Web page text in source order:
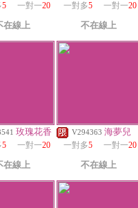
5 一對一20
在線上
一對多5 一對一20
不在線上
玫瑰花香
5 一對一20
在線上
V294363 海夢兒
一對多5 一對一20
不在線上